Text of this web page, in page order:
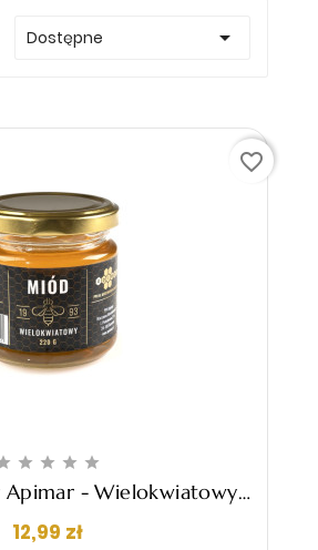
Dostępne 
   
- Wielokwiatowy,
12,99 złCena
favorite_border